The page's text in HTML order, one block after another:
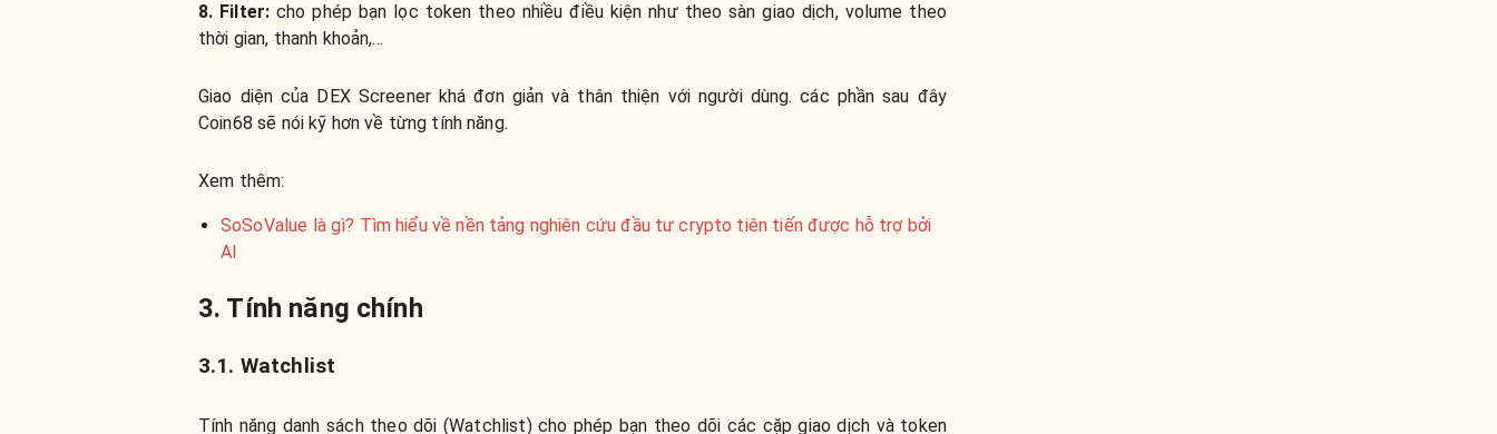
8. Filter: cho phép bạn lọc token theo nhiều điều kiện như theo sàn giao dịch, volume theo
thời gian, thanh khoản,...
Giao diện của DEX Screener khá đơn giản và thân thiện với người dùng. các phần sau đây
Coin68 sẽ nói kỹ hơn về từng tính năng.
Xem thêm:
SoSoValue là gì? Tìm hiểu về nền tảng nghiên cứu đầu tư crypto tiên tiến được hỗ trợ bởi
AI
3. Tính năng chính
3.1. Watchlist
Tính năng danh sách theo dõi (Watchlist) cho phép bạn theo dõi các cặp giao dịch và token